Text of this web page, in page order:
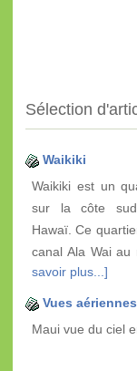
Sélection
Waikiki
Waikiki est un
sur la côte
Hawaï. Ce
canal Ala Wai au
savoir plus...]
Vues
Maui vue du ciel